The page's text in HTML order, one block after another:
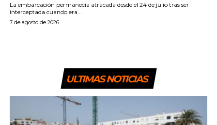
La embarcación permanecía atracada desde el 24 de julio tras ser
interceptada cuando era...
7 de agosto de 2026
ULTIMAS NOTICIAS